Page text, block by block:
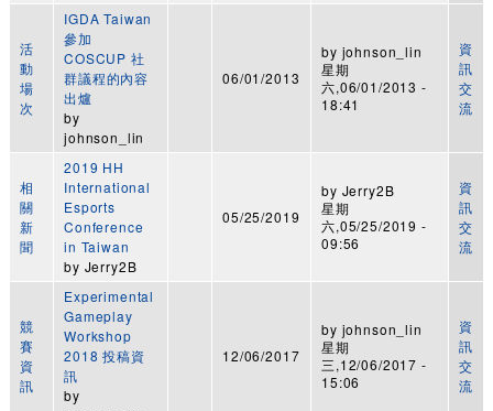
活
動
場
次
IGDA Taiwan
參加
COSCUP 社
群議程的內容
出爐
by
johnson_lin
06/01/2013
by johnson_lin
星期
六,06/01/2013 -
18:41
資
訊
交
流
相
關
新
聞
2019 HH
International
Esports
Conference
in Taiwan
by Jerry2B
05/25/2019
by Jerry2B
星期
六,05/25/2019 -
09:56
資
訊
交
流
競
賽
資
訊
Experimental
Gameplay
Workshop
2018 投稿資
訊
by
12/06/2017
by johnson_lin
星期
三,12/06/2017 -
15:06
資
訊
交
流